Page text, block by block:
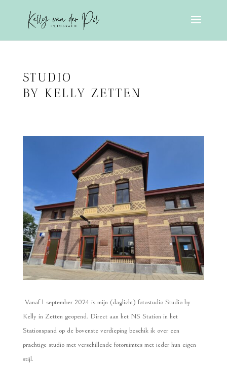
STUDIO
BY KELLY ZETTEN
Vanaf 1 september 2024 is mijn (daglicht) fotostudio Studio by
Kelly in Zetten geopend. Direct aan het NS Station in het
Stationspand op de bovenste verdieping beschik ik over een
prachtige studio met verschillende fotoruimtes met ieder hun eigen
stijl.